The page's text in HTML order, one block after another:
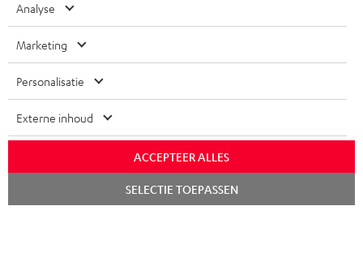
FANSHOP
NIEUWKOMERS
TOEGANKELIJK
ITALIË
USA
ANDERE LANDEN
'Kennelijke' (typ)fouten voorbehouden. De op de foto's afgebeelde
accessoires zijn niet bij de levering inbegrepen. Eventuele
Disclaimer Algemene voorwaarden
Analyse
Marketing
Personalisatie
Externe inhoud
ACCEPTEER ALLES
SELECTIE TOEPASSEN